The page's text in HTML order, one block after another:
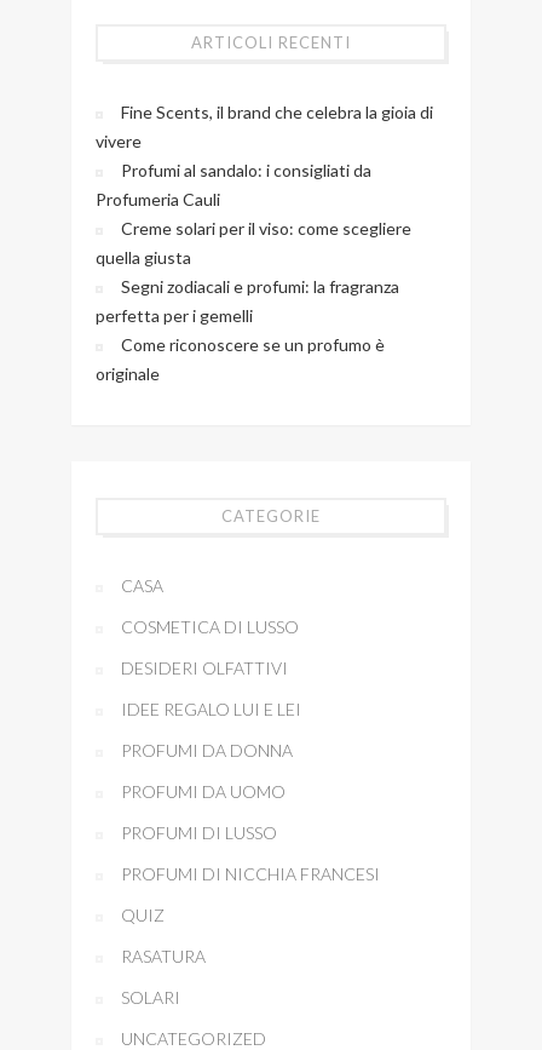
ARTICOLI RECENTI
Fine Scents, il brand che celebra la gioia di
vivere
Profumi al sandalo: i consigliati da
Profumeria Cauli
Creme solari per il viso: come scegliere
quella giusta
Segni zodiacali e profumi: la fragranza
perfetta per i gemelli
Come riconoscere se un profumo è
originale
CATEGORIE
CASA
COSMETICA DI LUSSO
DESIDERI OLFATTIVI
IDEE REGALO LUI E LEI
PROFUMI DA DONNA
PROFUMI DA UOMO
PROFUMI DI LUSSO
PROFUMI DI NICCHIA FRANCESI
QUIZ
RASATURA
SOLARI
UNCATEGORIZED